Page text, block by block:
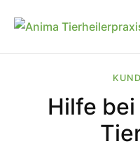
Hilfe